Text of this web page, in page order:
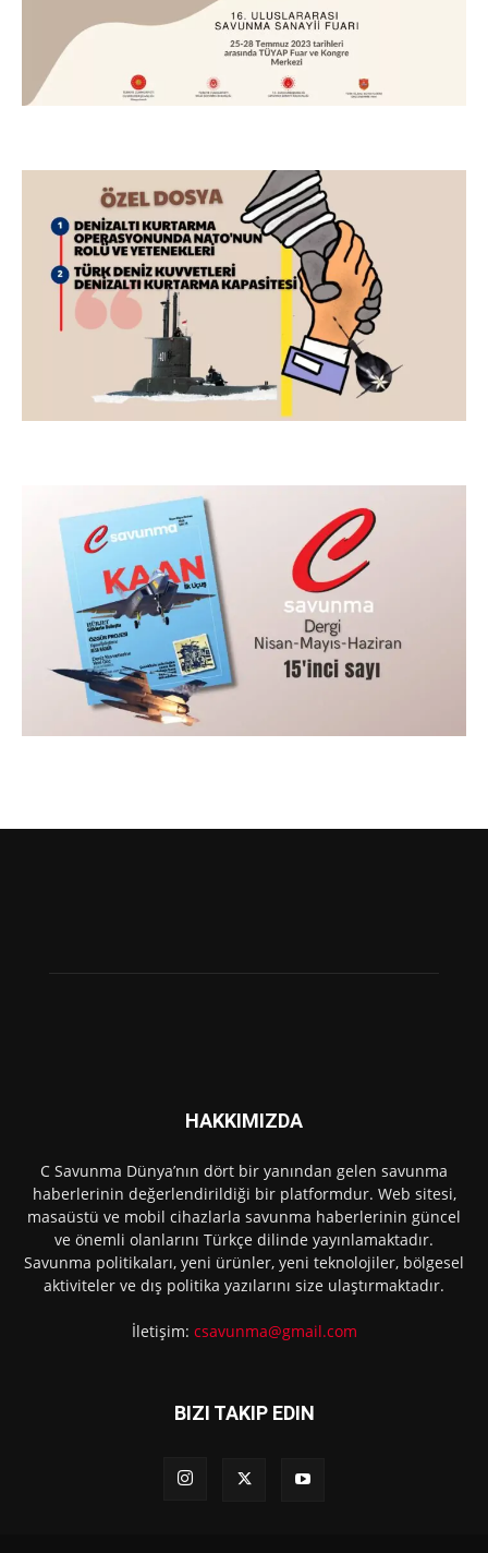
HAKKIMIZDA
C Savunma Dünya’nın dört bir yanından gelen savunma
haberlerinin değerlendirildiği bir platformdur. Web sitesi,
masaüstü ve mobil cihazlarla savunma haberlerinin güncel
ve önemli olanlarını Türkçe dilinde yayınlamaktadır.
Savunma politikaları, yeni ürünler, yeni teknolojiler, bölgesel
aktiviteler ve dış politika yazılarını size ulaştırmaktadır.
İletişim: csavunma@gmail.com
BIZI TAKIP EDIN